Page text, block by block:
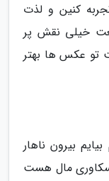
کنین و لذت
خیلی نقش پر
تو عکس ها بهتر
بیایم بیرون ناهار
مال هست